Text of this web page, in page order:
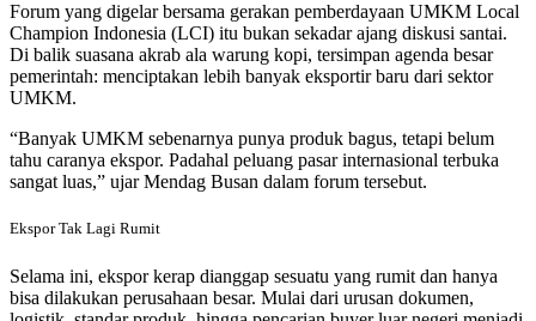
Forum yang digelar bersama gerakan pemberdayaan UMKM Local
Champion Indonesia (LCI) itu bukan sekadar ajang diskusi santai.
Di balik suasana akrab ala warung kopi, tersimpan agenda besar
pemerintah: menciptakan lebih banyak eksportir baru dari sektor
UMKM.
“Banyak UMKM sebenarnya punya produk bagus, tetapi belum
tahu caranya ekspor. Padahal peluang pasar internasional terbuka
sangat luas,” ujar Mendag Busan dalam forum tersebut.
Ekspor Tak Lagi Rumit
Selama ini, ekspor kerap dianggap sesuatu yang rumit dan hanya
bisa dilakukan perusahaan besar. Mulai dari urusan dokumen,